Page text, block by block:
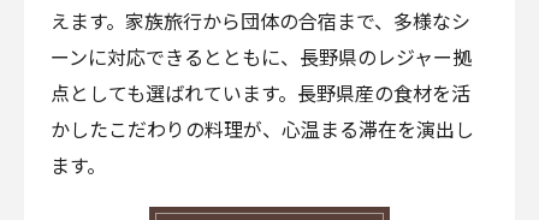
えます。家族旅行から団体の合宿まで、多様なシ
ーンに対応できるとともに、長野県のレジャー拠
点としても選ばれています。長野県産の食材を活
かしたこだわりの料理が、心温まる滞在を演出し
ます。